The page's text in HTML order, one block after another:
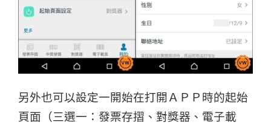
另外也可以設定一開始在打開ＡＰＰ時的起始
頁面（三選一：發票存摺、對獎器、電子載